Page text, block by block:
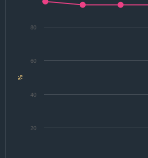
%
20
40
60
80